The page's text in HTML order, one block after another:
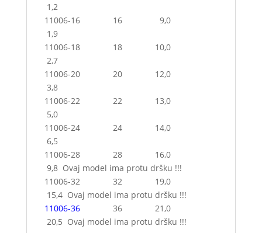
1,2
11006-16 16 9,0
1,9
11006-18 18 10,0
2,7
11006-20 20 12,0
3,8
11006-22 22 13,0
5,0
11006-24 24 14,0
6,5
11006-28 28 16,0
9,8 Ovaj model ima protu dršku !!!
11006-32 32 19,0
15,4 Ovaj model ima protu dršku !!!
11006-3636 21,0
20,5 Ovaj model ima protu dršku !!!